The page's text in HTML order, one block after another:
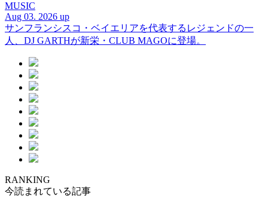
MUSIC
Aug 03. 2026 up
サンフランシスコ・ベイエリアを代表するレジェンドの一
人、DJ GARTHが新栄・CLUB MAGOに登場。
RANKING
今読まれている記事